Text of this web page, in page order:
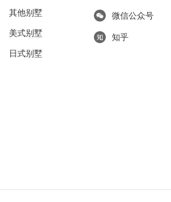
其他别墅
美式别墅
日式别墅
微信公众号
知乎